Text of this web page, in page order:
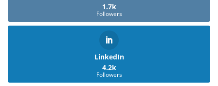
1.7k
Followers
LinkedIn
4.2k
Followers